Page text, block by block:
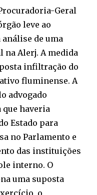
Geral
leve ao
de uma
na Alerj. A medida
infiltração do
fluminense. A
advogado
haveria
Estado para
no Parlamento e
das instituições
interno. O
uma suposta
o